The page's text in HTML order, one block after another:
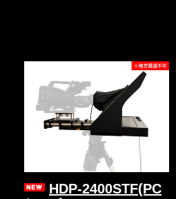
HDP-2400STF(PC